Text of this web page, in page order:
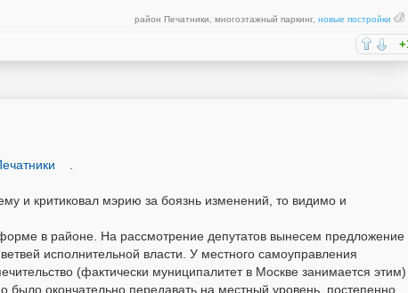
район Печатники многоэтажный паркинг, новые постройки
и критиковал мэрию за боязнь изменений, то видимо и
в районе. На рассмотрение депутатов вынесем предложение
исполнительной власти. У местного самоуправления
(фактически муниципалитет в Москве занимается этим)
окончательно передавать на местный уровень, постепенно